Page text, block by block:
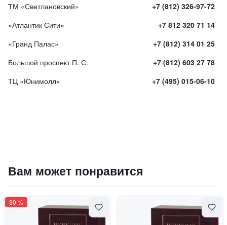
ТМ «Светлановский»
+7 (812) 326-97-72
«Атлантик Сити»
+7 812 320 71 14
«Гранд Палас»
+7 (812) 314 01 25
Большой проспект П. С.
+7 (812) 603 27 78
ТЦ «Юнимолл»
+7 (495) 015-06-10
25420₽9 840 ₽
Вам может понравится
30 %